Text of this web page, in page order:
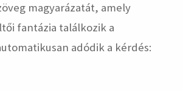
magyarázatát, amely
fantázia találkozik a
adódik a kérdés: